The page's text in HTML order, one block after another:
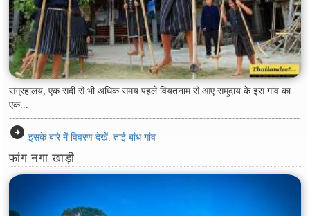
संग्रहालय, एक सदी से भी अधिक समय पहले वियतनाम से आए समुदाय के इस गांव का
एक...
arrow_circle_right इसके बारे में विवरण देखें: ताई बांध गांव
फांग नगा खाड़ी